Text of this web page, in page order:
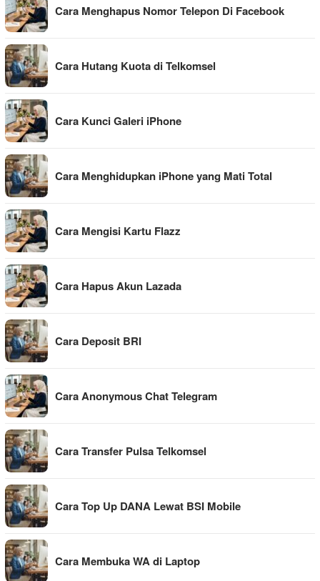
Cara Menghapus Nomor Telepon Di Facebook
Cara Hutang Kuota di Telkomsel
Cara Kunci Galeri iPhone
Cara Menghidupkan iPhone yang Mati Total
Cara Mengisi Kartu Flazz
Cara Hapus Akun Lazada
Cara Deposit BRI
Cara Anonymous Chat Telegram
Cara Transfer Pulsa Telkomsel
Cara Top Up DANA Lewat BSI Mobile
Cara Membuka WA di Laptop